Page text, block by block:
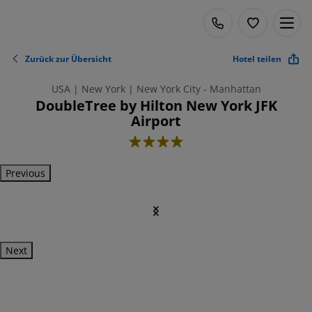
Zurück zur Übersicht Hotel teilen
USA | New York | New York City - Manhattan
DoubleTree by Hilton New York JFK
Airport
4
Previous
Next